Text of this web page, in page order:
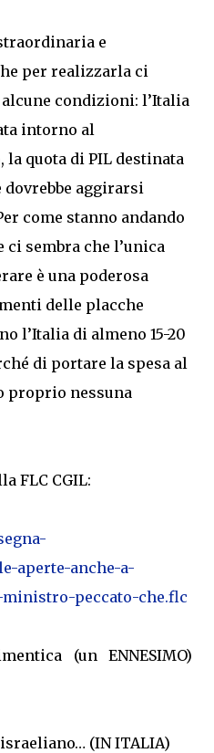
e
per realizzarla ci
condizioni: l’Italia
intorno al
quota di PIL destinata
aggirarsi
come stanno andando
ci sembra che l’unica
è una poderosa
delle placche
l’Italia di almeno 15-20
di portare la spesa al
proprio nessuna
FLC CGIL:
aperte-anche-a-
peccato-che.flc
(un ENNESIMO)
(IN ITALIA)